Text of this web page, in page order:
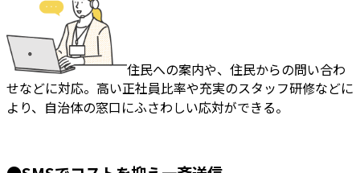
住民への案内や、住民からの問い合わ
せなどに対応。高い正社員比率や充実のスタッフ研修などに
より、自治体の窓口にふさわしい応対ができる。